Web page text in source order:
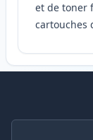
et de toner
cartouches